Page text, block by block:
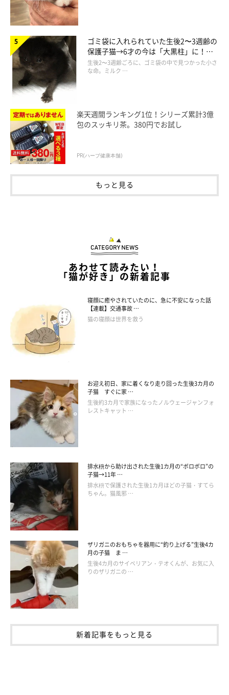
ゴミ袋に入れられていた生後2〜3週齢の
保護子猫→6才の今は「大黒柱」に！
美しい黒猫に成長した姿にグッとくる
生後2〜3週齢ごろに、ゴミ袋の中で見つかった小さ
な命。ミルク …
楽天週間ランキング1位！シリーズ累計3億
包のスッキリ茶。380円でお試し
PR(ハーブ健康本舗)
もっと見る
あわせて読みたい！
「猫が好き」の新着記事
寝顔に癒やされていたのに、急に不安になった話
【連載】交通事故 …
猫の寝顔は世界を救う
お迎え初日、家に着くなり走り回った生後3カ月の
子猫 すぐに家 …
生後約3カ月で家族になったノルウェージャンフォ
レストキャット …
排水枡から助け出された生後1カ月の“ボロボロ”の
子猫→11年 …
排水枡で保護された生後1カ月ほどの子猫・すてら
ちゃん。猫風邪 …
ザリガニのおもちゃを器用に“釣り上げる”生後4カ
月の子猫 ま …
生後4カ月のサイベリアン・テオくんが、お気に入
りのザリガニの …
新着記事をもっと見る